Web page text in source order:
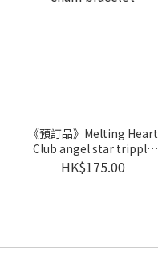
《預訂品》Melting Heart
Club angel star tripple
chain bracelet
HK$175.00